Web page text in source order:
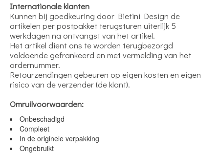
Internationale klanten
Kunnen bij goedkeuring door Bietini Design de
artikelen per postpakket terugsturen uiterlijk 5
werkdagen na ontvangst van het artikel.
Het artikel dient ons te worden terugbezorgd
voldoende gefrankeerd en met vermelding van het
ordernummer.
Retourzendingen gebeuren op eigen kosten en eigen
risico van de verzender (de klant).
Omruilvoorwaarden:
Onbeschadigd
Compleet
In de originele verpakking
Ongebruikt